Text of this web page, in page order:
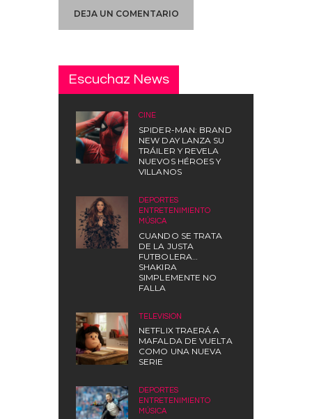
Escuchaz News
CINE
SPIDER-MAN: BRAND
NEW DAY LANZA SU
TRÁILER Y REVELA
NUEVOS HÉROES Y
VILLANOS
DEPORTES
ENTRETENIMIENTO
MÚSICA
CUANDO SE TRATA
DE LA JUSTA
FUTBOLERA…
SHAKIRA
SIMPLEMENTE NO
FALLA
TELEVISIÓN
NETFLIX TRAERÁ A
MAFALDA DE VUELTA
COMO UNA NUEVA
SERIE
DEPORTES
ENTRETENIMIENTO
MÚSICA